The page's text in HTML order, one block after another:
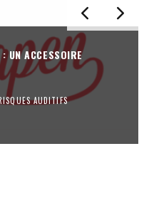
UN ACCESSOIRE
AUDITIFS